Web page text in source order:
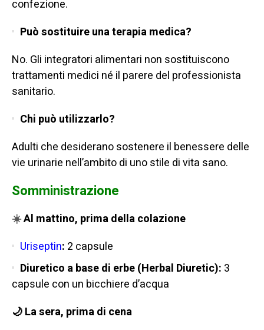
confezione.
Può sostituire una terapia medica?
No. Gli integratori alimentari non sostituiscono
trattamenti medici né il parere del professionista
sanitario.
Chi può utilizzarlo?
Adulti che desiderano sostenere il benessere delle
vie urinarie nell’ambito di uno stile di vita sano.
Somministrazione
☀️Al mattino, prima della colazione
Uriseptin: 2 capsule
Diuretico a base di erbe (Herbal Diuretic): 3
capsule con un bicchiere d’acqua
🌙 La sera, prima di cena